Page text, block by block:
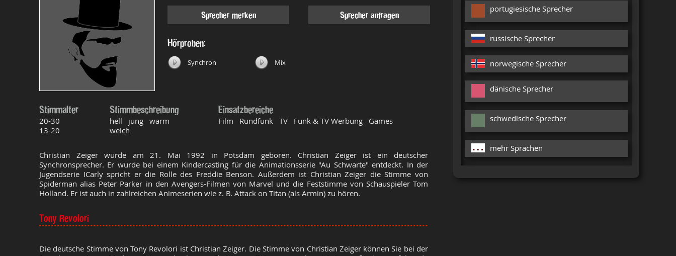
Sprecher merken Sprecher anfragen
Hörproben:
Synchron Mix
Stimmalter Stimmbeschreibung Einsatzbereiche
20-30
13-20
hell jung warm
weich
Film Rundfunk TV Funk & TV Werbung Games
Christian Zeiger wurde am 21. Mai 1992 in Potsdam geboren. Christian Zeiger ist ein deutscher
Synchronsprecher. Er wurde bei einem Kindercasting für die Animationsserie "Au Schwarte" entdeckt. In der
Jugendserie ICarly spricht er die Rolle des Freddie Benson. Außerdem ist Christian Zeiger die Stimme von
Spiderman alias Peter Parker in den Avengers-Filmen von Marvel und die Feststimme von Schauspieler Tom
Holland. Er ist auch in zahlreichen Animeserien wie z. B. Attack on Titan (als Armin) zu hören.
Tony Revolori
Die deutsche Stimme von Tony Revolori ist Christian Zeiger. Die Stimme von Christian Zeiger können Sie bei der
portugiesische Sprecher
russische Sprecher
norwegische Sprecher
dänische Sprecher
schwedische Sprecher
mehr Sprachen